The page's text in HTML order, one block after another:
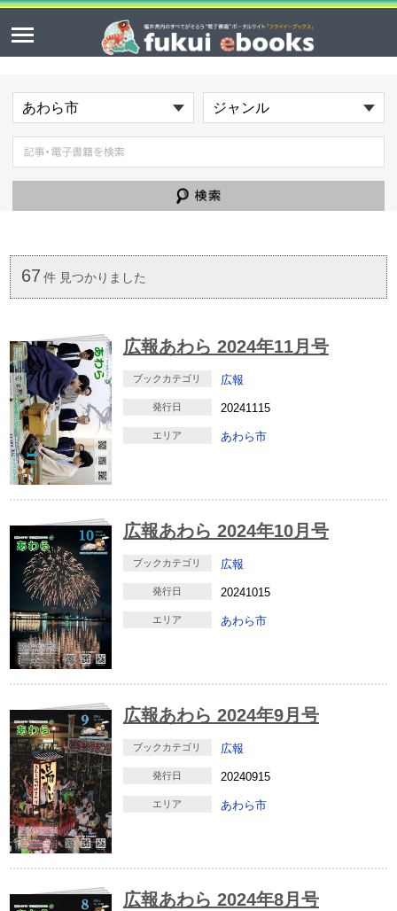
67 件 見つかりました
広報あわら 2024年11月号
ブックカテゴリ 広報
発行日 20241115
エリア あわら市
広報あわら 2024年10月号
ブックカテゴリ 広報
発行日 20241015
エリア あわら市
広報あわら 2024年9月号
ブックカテゴリ 広報
発行日 20240915
エリア あわら市
広報あわら 2024年8月号